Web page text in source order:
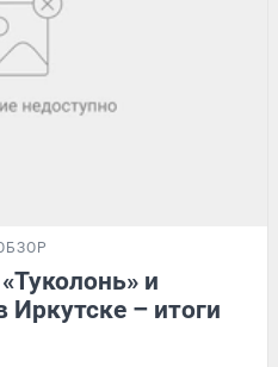
и
Иркутске – итоги